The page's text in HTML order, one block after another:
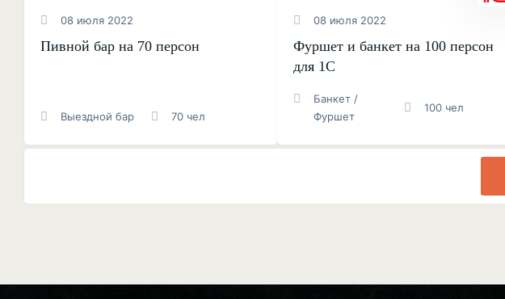
08 июля 2022
Пивной бар на 70 персон
Выездной бар 70 чел
08 июля 2022
Фуршет и банкет на 100 персон
для 1С
Банкет /
Фуршет
100 чел